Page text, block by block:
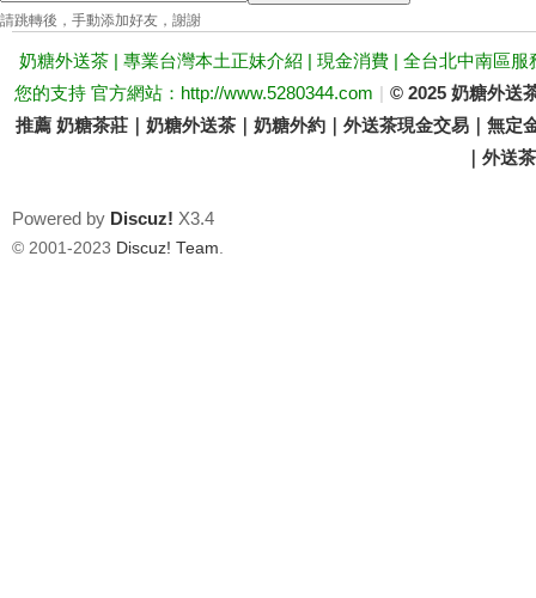
請跳轉後，手動添加好友，謝謝
奶糖外送茶 | 專業台灣本土正妹介紹 | 現金消費 | 全台北中南區
您的支持 官方網站：http://www.5280344.com | © 2025 奶糖外送
推薦 奶糖茶莊｜奶糖外送茶｜奶糖外約｜外送茶現金交易｜無
｜外送
Powered by Discuz! X3.4
© 2001-2023 Discuz! Team.